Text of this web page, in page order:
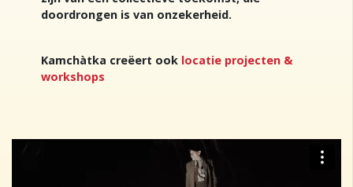
doordrongen is van onzekerheid.
Kamchàtka creëert ook locatie projecten &
workshops